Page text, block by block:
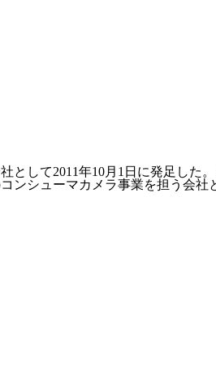
して2011年10月1日に発足した
シューマカメラ事業を担う会社